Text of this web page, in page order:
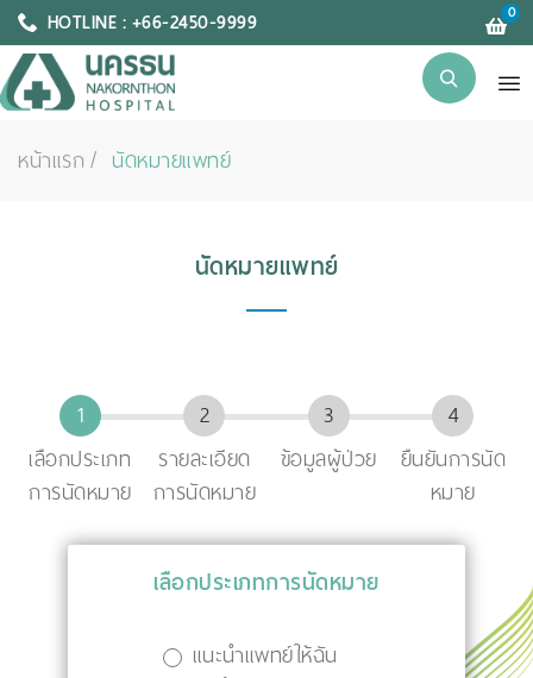
HOTLINE : +66-2450-9999 0
หน้าแรก นัดหมายแพทย์
นัดหมายแพทย์
เลือกประเภท
การนัดหมาย
รายละเอียด
การนัดหมาย
ข้อมูลผู้ป่วย
ยืนยันการนัด
หมาย
เลือกประเภทการนัดหมาย
แนะนำแพทย์ให้ฉัน